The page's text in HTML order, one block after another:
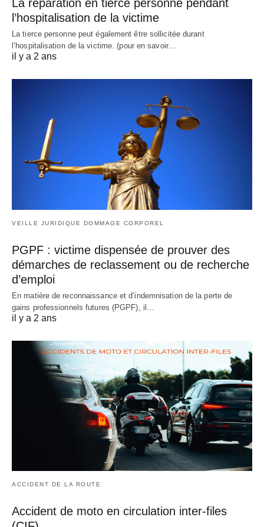
La réparation en tierce personne pendant
l’hospitalisation de la victime
La tierce personne peut également être sollicitée durant
l’hospitalisation de la victime. (pour en savoir…
il y a 2 ans
VEILLE JURIDIQUE DOMMAGE CORPOREL
PGPF : victime dispensée de prouver des
démarches de reclassement ou de recherche
d’emploi
En matière de reconnaissance et d’indemnisation de la perte de
gains professionnels futures (PGPF), il…
il y a 2 ans
ACCIDENT DE LA ROUTE
Accident de moto en circulation inter-files